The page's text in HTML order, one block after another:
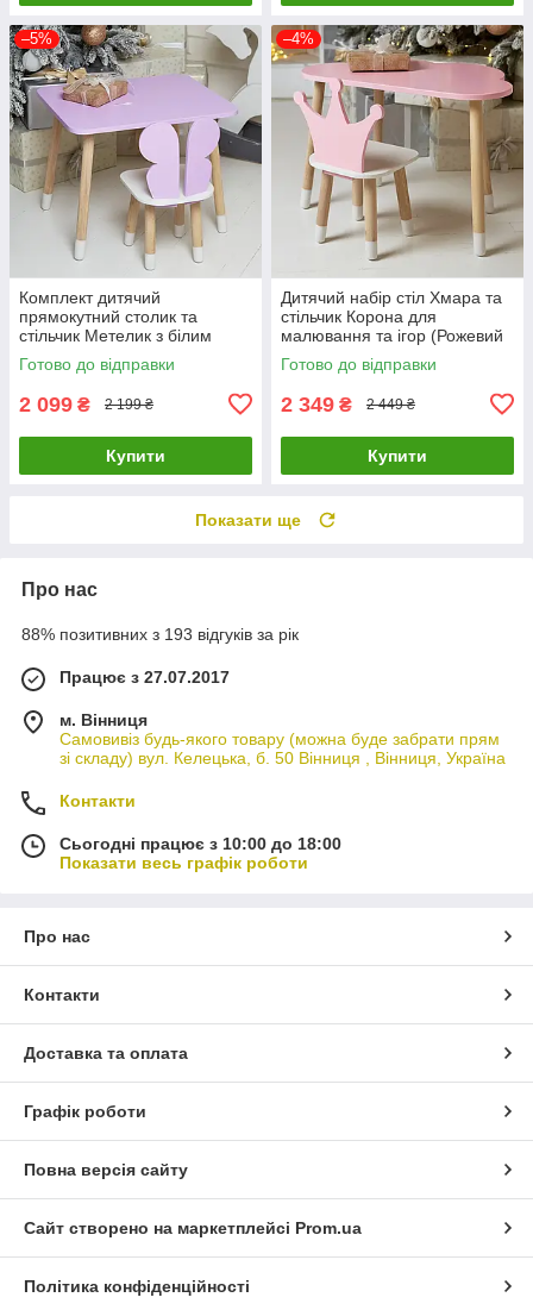
–5%
Комплект дитячий
прямокутний столик та
стільчик Метелик з білим
сидінням (Фіолетовий)
Готово до відправки
2 099 ₴ 2 199 ₴
Купити
–4%
Дитячий набір стіл Хмара та
стільчик Корона для
малювання та ігор (Рожевий
+ білий)
Готово до відправки
2 349 ₴ 2 449 ₴
Купити
Показати ще
Про нас
88% позитивних з 193 відгуків за рік
Працює з 27.07.2017
м. Вінниця
Самовивіз будь-якого товару (можна буде забрати прям
зі складу) вул. Келецька, б. 50 Вінниця , Вінниця, Україна
Контакти
Сьогодні працює з 10:00 до 18:00
Показати весь графік роботи
Про нас
Контакти
Доставка та оплата
Графік роботи
Повна версія сайту
Сайт створено на маркетплейсі Prom.ua
Політика конфіденційності